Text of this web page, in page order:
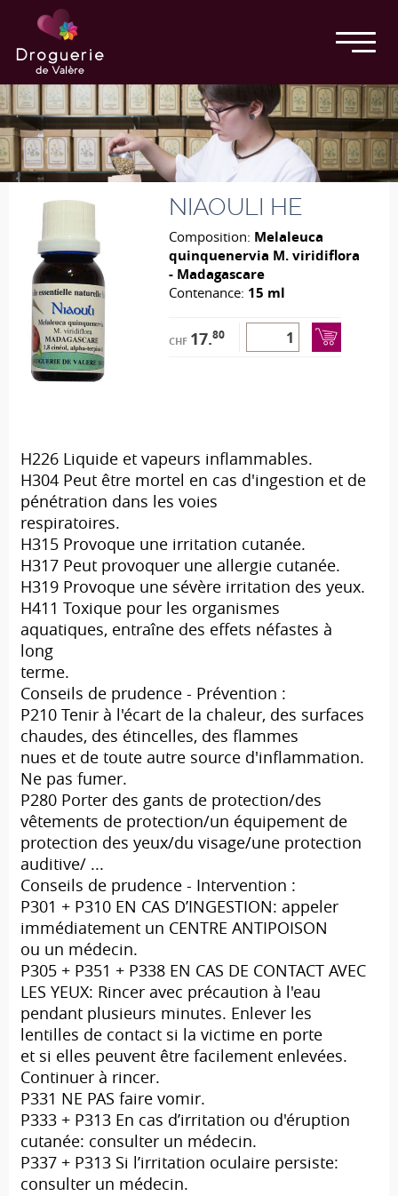
NIAOULI HE
Composition: Melaleuca
quinquenervia M. viridiflora
- Madagascare
Contenance: 15 ml
CHF 17.80
H226 Liquide et vapeurs inflammables.
H304 Peut être mortel en cas d'ingestion et de
pénétration dans les voies
respiratoires.
H315 Provoque une irritation cutanée.
H317 Peut provoquer une allergie cutanée.
H319 Provoque une sévère irritation des yeux.
H411 Toxique pour les organismes
aquatiques, entraîne des effets néfastes à
long
terme.
Conseils de prudence - Prévention :
P210 Tenir à l'écart de la chaleur, des surfaces
chaudes, des étincelles, des flammes
nues et de toute autre source d'inflammation.
Ne pas fumer.
P280 Porter des gants de protection/des
vêtements de protection/un équipement de
protection des yeux/du visage/une protection
auditive/ ...
Conseils de prudence - Intervention :
P301 + P310 EN CAS D’INGESTION: appeler
immédiatement un CENTRE ANTIPOISON
ou un médecin.
P305 + P351 + P338 EN CAS DE CONTACT AVEC
LES YEUX: Rincer avec précaution à l'eau
pendant plusieurs minutes. Enlever les
lentilles de contact si la victime en porte
et si elles peuvent être facilement enlevées.
Continuer à rincer.
P331 NE PAS faire vomir.
P333 + P313 En cas d’irritation ou d'éruption
cutanée: consulter un médecin.
P337 + P313 Si l’irritation oculaire persiste:
consulter un médecin.